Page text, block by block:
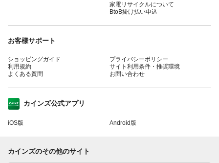
家電リサイクルについて
BtoB掛け払い申込
お客様サポート
ショッピングガイド
利用規約
よくある質問
プライバシーポリシー
サイト利用条件・推奨環境
お問い合わせ
カインズ公式アプリ
iOS版 Android版
カインズのその他のサイト